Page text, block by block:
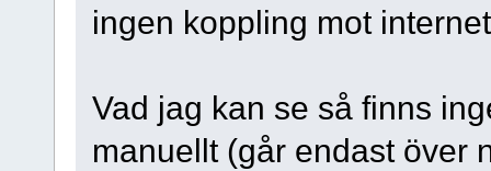
ingen koppling mot internet
Vad jag kan se så finns
manuellt (går endast över